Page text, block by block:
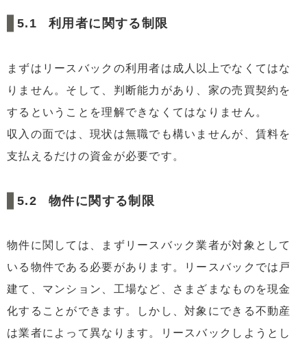
利用者に関する制限
まずはリースバックの利用者は成人以上でなくてはな
りません。そして、判断能力があり、家の売買契約を
するということを理解できなくてはなりません。
収入の面では、現状は無職でも構いませんが、賃料を
支払えるだけの資金が必要です。
物件に関する制限
物件に関しては、まずリースバック業者が対象として
いる物件である必要があります。リースバックでは戸
建て、マンション、工場など、さまざまなものを現金
化することができます。しかし、対象にできる不動産
は業者によって異なります。リースバックしようとし